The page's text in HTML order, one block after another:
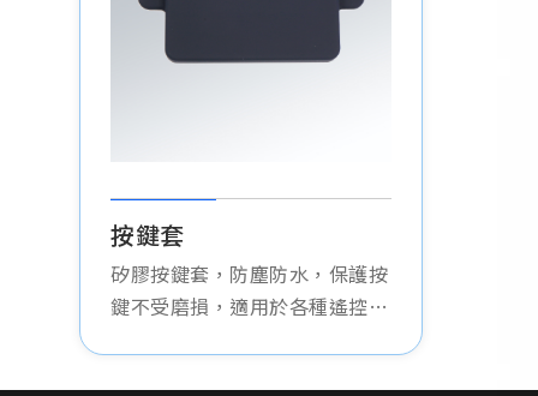
按鍵套
矽膠按鍵套，防塵防水，保護按
鍵不受磨損，適用於各種遙控器